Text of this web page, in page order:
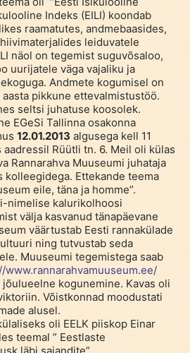
Indeks (EILI) koondab
raamatutes, andmebaasides,
leiduvatele
näol on tegemist suguvõsaloo,
uurijatele väga vajaliku ja
Andmete kogumisel on
pikkune ettevalmistustöö.
seltsi juhatuse koosolek.
EGeSi Tallinna osakonna
12.01.2013algusega kell 11
Rüütli tn. 6. Meil oli külas
Rannarahva Muuseumi juhataja
kolleegidega. Ettekande teema
eile, täna ja homme”.
nimelise kalurikolhoosi
välja kasvanud tänapäevane
väärtustab Eesti rannakülade
ning tutvustab seda
Muuseumi tegemistega saab
www.rannarahvamuuseum.ee/
kogunemine. Kavas oli
Võistkonnad moodustati
alusel.
oli EELK piiskop Einar
teemal ” Eestlaste
läbi sajandite”.